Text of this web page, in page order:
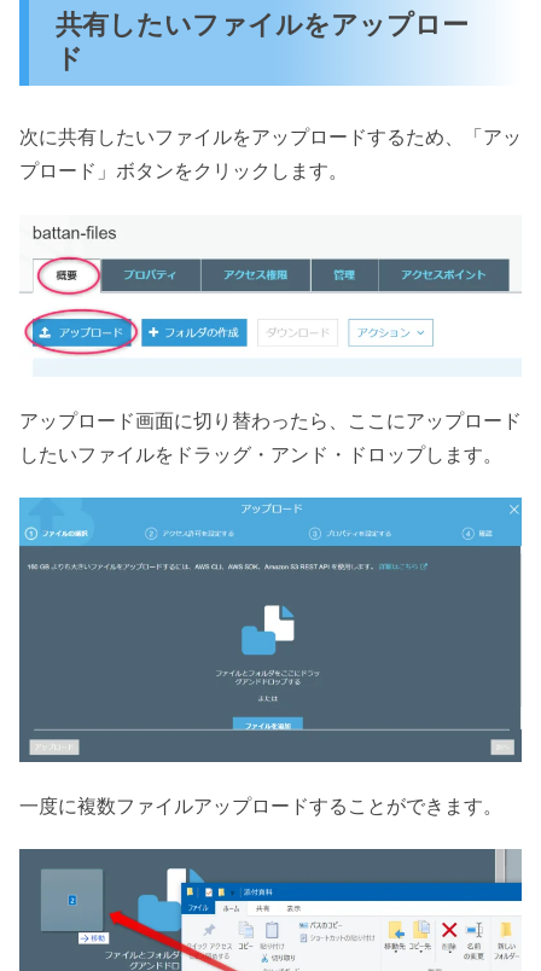
共有したいファイルをアップロー
ド
次に共有したいファイルをアップロードするため、「アッ
プロード」ボタンをクリックします。
アップロード画面に切り替わったら、ここにアップロード
したいファイルをドラッグ・アンド・ドロップします。
一度に複数ファイルアップロードすることができます。